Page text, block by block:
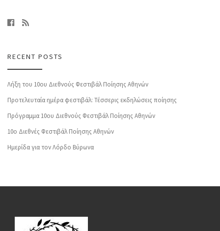
RECENT POSTS
Λήξη του 10ου Διεθνούς Φεστιβάλ Ποίησης Αθηνών
Προτελευταία ημέρα φεστιβάλ: Τέσσερις εκδηλώσεις ποίησης
Πρόγραμμα 10ου Διεθνούς Φεστιβάλ Ποίησης Αθηνών
10o Διεθνές Φεστιβάλ Ποίησης Αθηνών
Ημερίδα για τον Λόρδο Βύρωνα